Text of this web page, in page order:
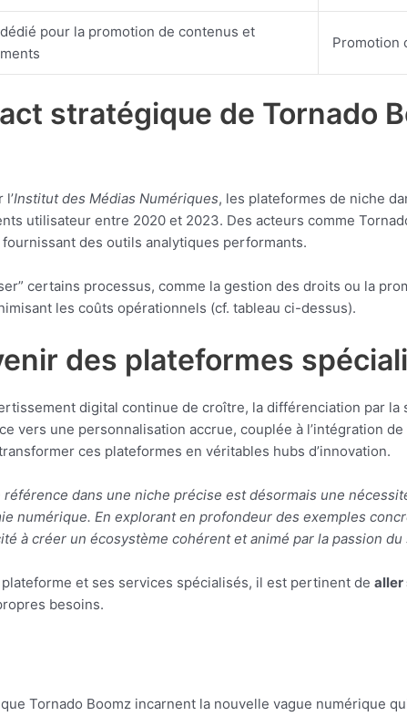
pour la promotion de contenus et
Promotion
stratégique de Tornado
Institut des Médias Numériques, les plateformes de niche
utilisateur entre 2020 et 2023. Des acteurs comme
des outils analytiques performants.
certains processus, comme la gestion des droits ou la
les coûts opérationnels (cf. tableau ci-dessus).
des plateformes
digital continue de croître, la différenciation par la
vers une personnalisation accrue, couplée à l’intégration
ces plateformes en véritables hubs d’innovation.
dans une niche précise est désormais une
numérique. En explorant en profondeur des exemples
à créer un écosystème cohérent et animé par la passion du
et ses services spécialisés, il est pertinent dealler
besoins.
Tornado Boomz incarnent la nouvelle vague numérique